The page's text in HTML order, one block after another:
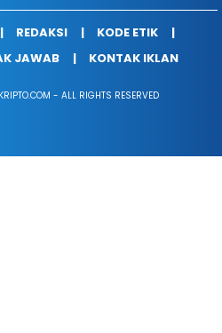
REDAKSI
KODE ETIK
JAWAB KONTAK IKLAN
- ALL RIGHTS RESERVED